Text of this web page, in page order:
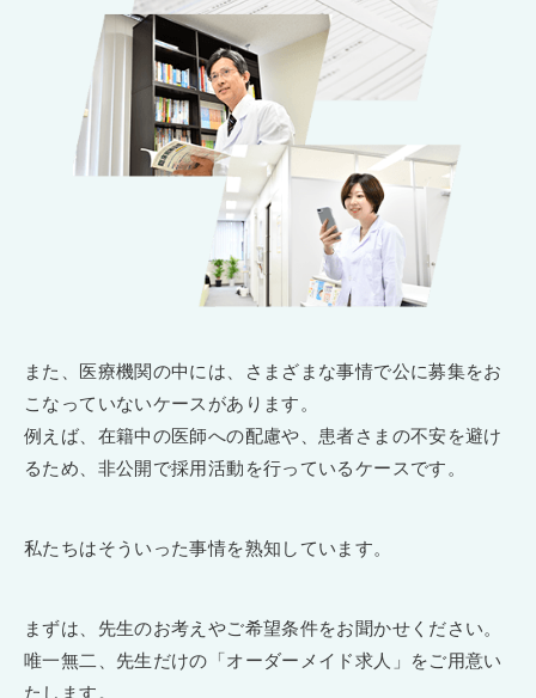
また、医療機関の中には、さまざまな事情で公に募集をお
こなっていないケースがあります。
例えば、在籍中の医師への配慮や、患者さまの不安を避け
るため、非公開で採用活動を行っているケースです。
私たちはそういった事情を熟知しています。
まずは、先生のお考えやご希望条件をお聞かせください。
唯一無二、先生だけの「オーダーメイド求人」をご用意い
たします。